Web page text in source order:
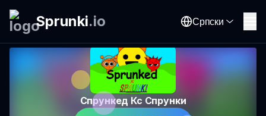
Sprunki.io Српски
Спрункед Кс Спрунки